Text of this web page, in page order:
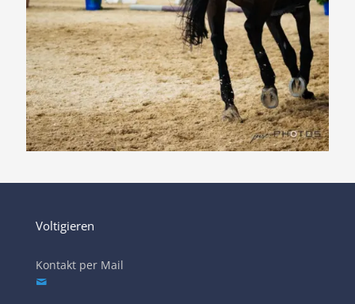
Voltigieren
Kontakt per Mail